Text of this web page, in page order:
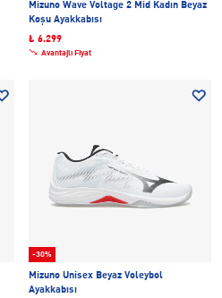
Mizuno Wave Voltage 2 Mid Kadın Beyaz
Koşu Ayakkabısı
₺ 6.299
Avantajlı Fiyat
-30%
Mizuno Unisex Beyaz Voleybol
Ayakkabısı